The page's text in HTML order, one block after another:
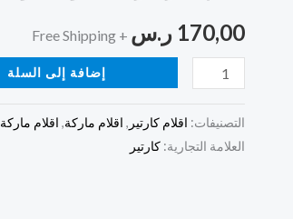
170,00 ر.س + Free Shipping
إضافة إلى السلة
التصنيفات: اقلام كارتير , اقلام ماركة, اقلام ماركة
العلامة التجارية:كارتير